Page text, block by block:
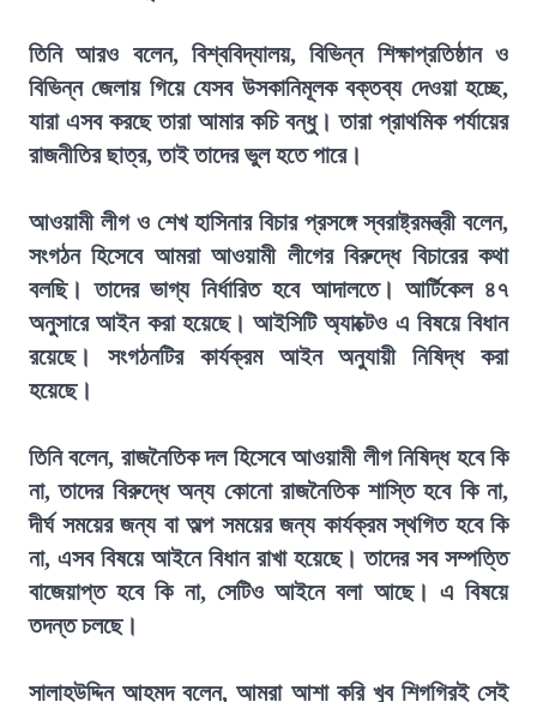
তিনি আরও বলেন, বিশ্ববিদ্যালয়, বিভিন্ন শিক্ষাপ্রতিষ্ঠান ও
বিভিন্ন জেলায় গিয়ে যেসব উসকানিমূলক বক্তব্য দেওয়া হচ্ছে,
যারা এসব করছে তারা আমার কচি বন্ধু। তারা প্রাথমিক পর্যায়ের
রাজনীতির ছাত্র, তাই তাদের ভুল হতে পারে।
আওয়ামী লীগ ও শেখ হাসিনার বিচার প্রসঙ্গে স্বরাষ্ট্রমন্ত্রী বলেন,
সংগঠন হিসেবে আমরা আওয়ামী লীগের বিরুদ্ধে বিচারের কথা
বলছি। তাদের ভাগ্য নির্ধারিত হবে আদালতে। আর্টিকেল ৪৭
অনুসারে আইন করা হয়েছে। আইসিটি অ্যাক্টেও এ বিষয়ে বিধান
রয়েছে। সংগঠনটির কার্যক্রম আইন অনুযায়ী নিষিদ্ধ করা
হয়েছে।
তিনি বলেন, রাজনৈতিক দল হিসেবে আওয়ামী লীগ নিষিদ্ধ হবে কি
না, তাদের বিরুদ্ধে অন্য কোনো রাজনৈতিক শাস্তি হবে কি না,
দীর্ঘ সময়ের জন্য বা অল্প সময়ের জন্য কার্যক্রম স্থগিত হবে কি
না, এসব বিষয়ে আইনে বিধান রাখা হয়েছে। তাদের সব সম্পত্তি
বাজেয়াপ্ত হবে কি না, সেটিও আইনে বলা আছে। এ বিষয়ে
তদন্ত চলছে।
সালাহউদ্দিন আহমদ বলেন, আমরা আশা করি খুব শিগগিরই সেই